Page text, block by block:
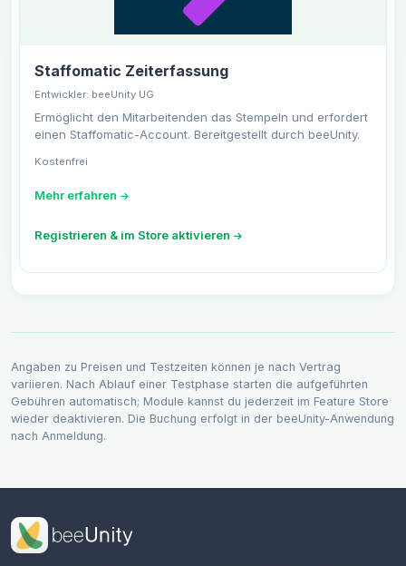
Staffomatic Zeiterfassung
Entwickler: beeUnity UG
Ermöglicht den Mitarbeitenden das Stempeln und erfordert
einen Staffomatic-Account. Bereitgestellt durch beeUnity.
Kostenfrei
Mehr erfahren
Registrieren & im Store aktivieren
Angaben zu Preisen und Testzeiten können je nach Vertrag
variieren. Nach Ablauf einer Testphase starten die aufgeführten
Gebühren automatisch; Module kannst du jederzeit im Feature Store
wieder deaktivieren. Die Buchung erfolgt in der beeUnity-Anwendung
nach Anmeldung.